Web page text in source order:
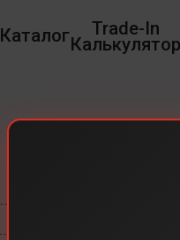
Каталог Trade-In
Калькулятор